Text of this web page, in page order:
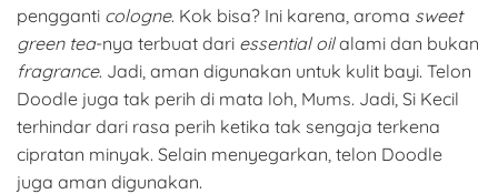
pengganti cologne. Kok bisa? Ini karena, aroma sweet
green tea-nya terbuat dari essential oilalami dan bukan
fragrance. Jadi, aman digunakan untuk kulit bayi. Telon
Doodle juga tak perih di mata loh, Mums. Jadi, Si Kecil
terhindar dari rasa perih ketika tak sengaja terkena
cipratan minyak. Selain menyegarkan, telon Doodle
juga aman digunakan.